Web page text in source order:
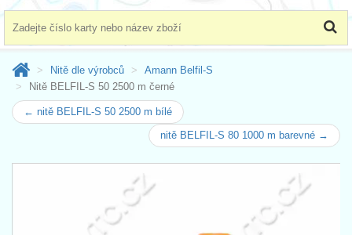
Nitě dle výrobců
Amann Belfil-S
Nitě BELFIL-S 50 2500 m černé
← nitě BELFIL-S 50 2500 m bílé
nitě BELFIL-S 80 1000 m barevné →